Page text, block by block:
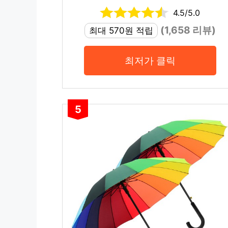
4.5/5.0
최대 570원 적립
(1,658 리뷰)
최저가 클릭
5